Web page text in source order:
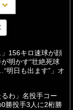
156キロ速球が顔
明かす“壮絶死球
明日も出ます”」オ
るわ」名投手コー
勝投手3人に2桁勝